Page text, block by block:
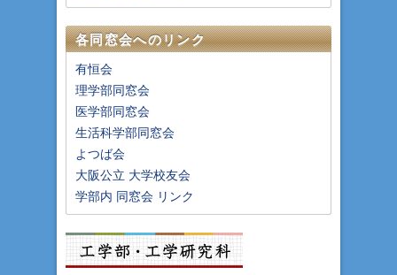
各同窓会へのリンク
有恒会
理学部同窓会
医学部同窓会
生活科学部同窓会
よつば会
大阪公立 大学校友会
学部内 同窓会 リンク